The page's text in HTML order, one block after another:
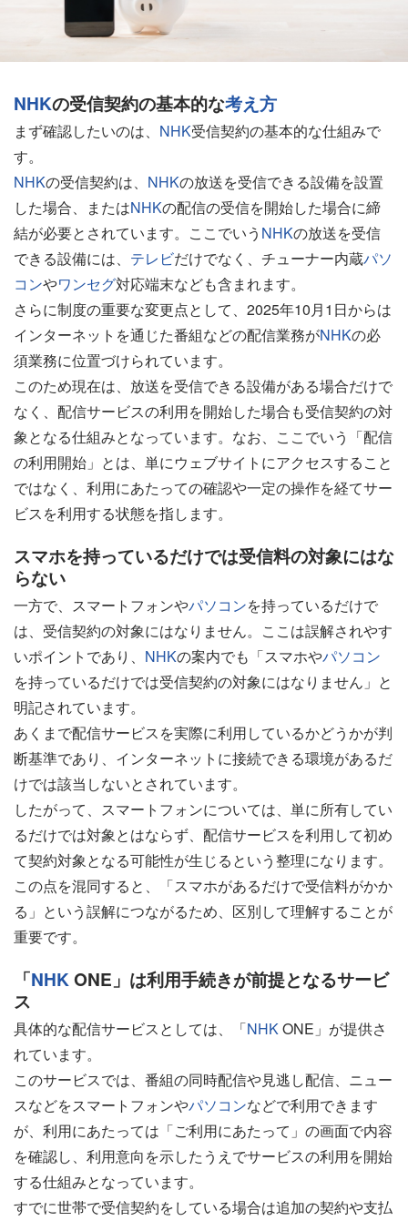
NHKの受信契約の基本的な考え方
まず確認したいのは、 NHK受信契約の基本的な仕組みで
す。
NHKの受信契約は、 NHKの放送を受信できる設備を設置
した場合、またはNHKの配信の受信を開始した場合に締
結が必要とされています。ここでいう NHKの放送を受信
できる設備には、 テレビだけでなく、チューナー内蔵パソ
コンやワンセグ対応端末なども含まれます。
さらに制度の重要な変更点として、2025年10月1日からは
インターネットを通じた番組などの配信業務がNHKの必
須業務に位置づけられています。
このため現在は、放送を受信できる設備がある場合だけで
なく、配信サービスの利用を開始した場合も受信契約の対
象となる仕組みとなっています。なお、ここでいう「配信
の利用開始」とは、単にウェブサイトにアクセスすること
ではなく、利用にあたっての確認や一定の操作を経てサー
ビスを利用する状態を指します。
スマホを持っているだけでは受信料の対象にはな
らない
一方で、スマートフォンやパソコンを持っているだけで
は、受信契約の対象にはなりません。ここは誤解されやす
いポイントであり、 NHKの案内でも「スマホやパソコン
を持っているだけでは受信契約の対象にはなりません」と
明記されています。
あくまで配信サービスを実際に利用しているかどうかが判
断基準であり、インターネットに接続できる環境があるだ
けでは該当しないとされています。
したがって、スマートフォンについては、単に所有してい
るだけでは対象とはならず、配信サービスを利用して初め
て契約対象となる可能性が生じるという整理になります。
この点を混同すると、「スマホがあるだけで受信料がかか
る」という誤解につながるため、区別して理解することが
重要です。
「NHKONE」は利用手続きが前提となるサービ
ス
具体的な配信サービスとしては、「NHKONE」が提供さ
れています。
このサービスでは、番組の同時配信や見逃し配信、ニュー
スなどをスマートフォンやパソコンなどで利用できます
が、利用にあたっては「ご利用にあたって」の画面で内容
を確認し、利用意向を示したうえでサービスの利用を開始
する仕組みとなっています。
すでに世帯で受信契約をしている場合は追加の契約や支払